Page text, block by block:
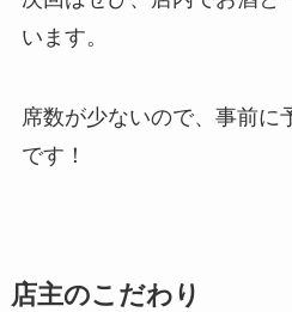
います。
席数が少ないので、事前に
です！
店主のこだわり